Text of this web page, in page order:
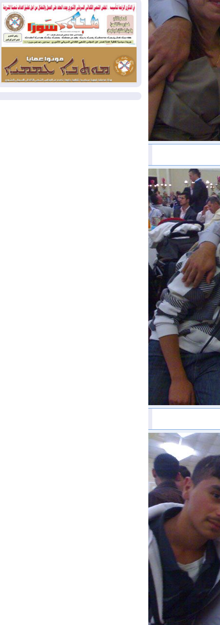
2026-08-02
مشروع "حسابي" يُمهل
الموظفين حتى نهاية أغسطس لاستلام
بطاقاتهم المصرفية
2026-08-02دمشق وعمّان تحذران بغداد:
أي هجوم من أراضي العراق سيواجه برد